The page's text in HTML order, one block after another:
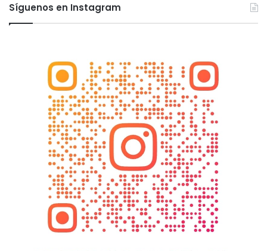
Síguenos en Instagram